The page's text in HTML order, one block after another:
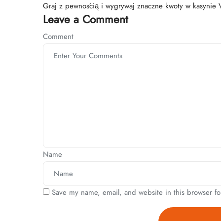
Graj z pewnością i wygrywaj znaczne kwoty w kasynie
Leave a Comment
Comment
Name
Save my name, email, and website in this browser